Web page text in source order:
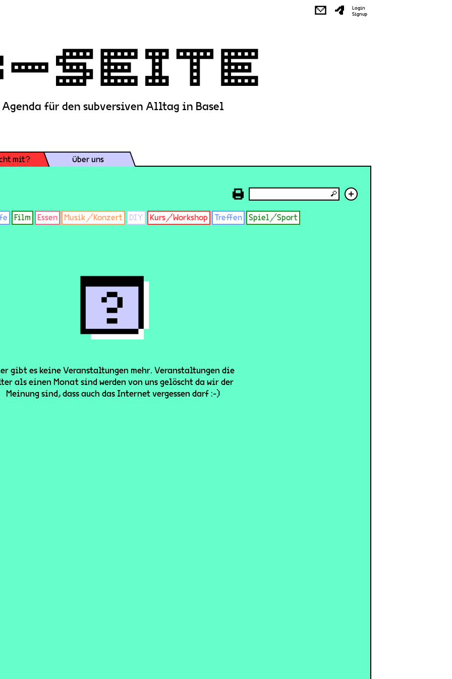
✉
Login
Signup
Agenda für den subversiven Alltag in Basel
mit? Über uns
+
Film Essen Musik/Konzert DIY Kurs/Workshop Treffen Spiel/Sport
gibt es keine Veranstaltungen mehr. Veranstaltungen die
als einen Monat sind werden von uns gelöscht da wir der
Meinung sind, dass auch das Internet vergessen darf :-)